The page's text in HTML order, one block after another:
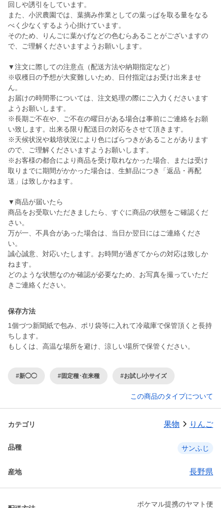
回しや誘引をしています。
また、小沢農園では、葉摘み作業としての葉っぱを取る量をなる
べく少なくするよう心掛けています。
そのため、りんごに葉かげなどの色むらあることがございますの
で、ご理解くださいますようお願いします。
▼注文に際しての注意点（配送方法や納期指定など）
※収穫日の予想が大変難しいため、日付指定はお受け出来ませ
ん。
お届けの時間帯については、注文処理の際にご入力くださいます
ようお願いします。
※長期ご不在や、ご不在の曜日がある場合は事前にご連絡をお願
い致します。出来る限り配送日の対応をさせて頂きます。
※天候状況や栽培状況により色にばらつきがあることがあります
ので、ご理解くださいますようお願いします。
※お客様の都合により商品を受け取れなかった場合、または受け
取りまでに期間がかかった場合は、生鮮品につき「返品・再配
送」は致しかねます。
▼商品が届いたら
商品をお受取いただきましたら、すぐに商品の状態をご確認くだ
さい。
万が一、不具合があった場合は、当日か翌日にはご連絡くださ
い。
誠心誠意、対応いたします。お時間が過ぎてからの対応は致しか
ねます。
どのような状態なのか確認が必要なため、お写真を撮っていただ
きご連絡ください。
保存方法
1個づつ新聞紙で包み、ポリ袋等に入れて冷蔵庫で保管頂くと長持
ちします。
もしくは、高温な場所を避け、涼しい場所で保管ください。
#新◯◯ #固定種･在来種 #お試し/小サイズ
この商品のタイプについて
カテゴリ 果物 りんご
品種 サンふじ
産地 長野県
ポケマル提携のヤマト便